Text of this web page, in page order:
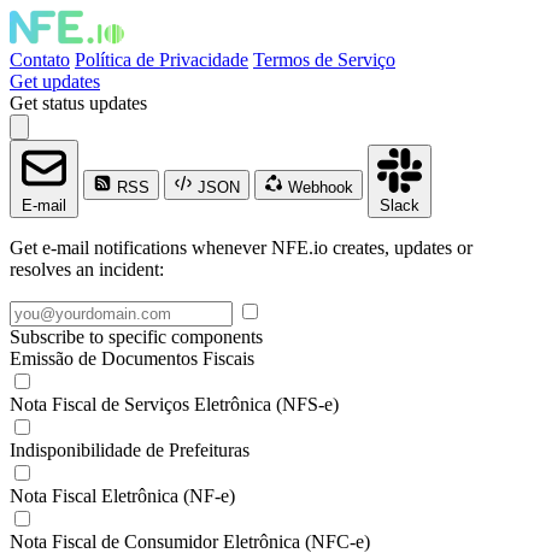
Contato Política de Privacidade Termos de Serviço
Get updates
Get status updates
E-mail
RSS JSON
Webhook
Slack
Get e-mail notifications whenever NFE.io creates, updates or
resolves an incident:
Subscribe to specific components
Emissão de Documentos Fiscais
Nota Fiscal de Serviços Eletrônica (NFS-e)
Indisponibilidade de Prefeituras
Nota Fiscal Eletrônica (NF-e)
Nota Fiscal de Consumidor Eletrônica (NFC-e)